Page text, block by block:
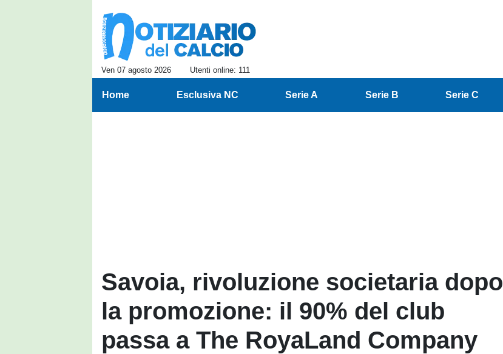
Ven 07 agosto 2026 Utenti online: 111
Home Esclusiva NC Serie A Serie B Serie C
Savoia, rivoluzione societaria dopo
la promozione: il 90% del club
passa a The RoyaLand Company